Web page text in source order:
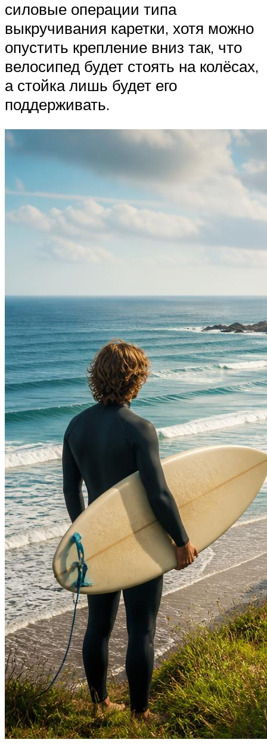
силовые операции типа
выкручивания каретки, хотя можно
опустить крепление вниз так, что
велосипед будет стоять на колёсах,
а стойка лишь будет его
поддерживать.